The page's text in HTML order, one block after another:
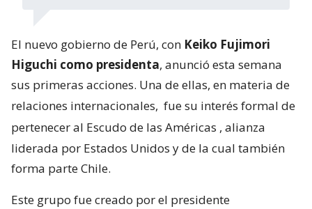
El nuevo gobierno de Perú, con Keiko Fujimori
Higuchi como presidenta, anunció esta semana
sus primeras acciones. Una de ellas, en materia de
relaciones internacionales, fue su interés formal de
pertenecer al Escudo de las Américas , alianza
liderada por Estados Unidos y de la cual también
forma parte Chile.
Este grupo fue creado por el presidente